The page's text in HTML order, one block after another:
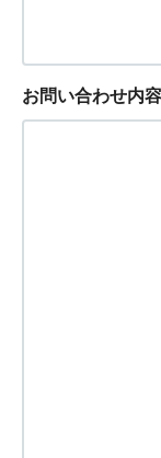
お問い合わせ内容